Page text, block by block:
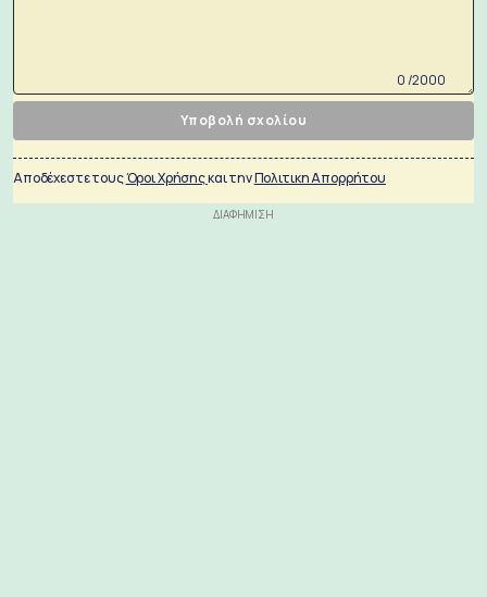
0 /2000
Υποβολή σχολίου
Αποδέχεστε τουςΌροι Χρήσηςκαι τηνΠολιτικη Απορρήτου